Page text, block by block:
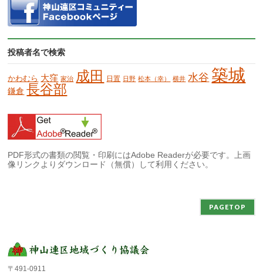
投稿者名で検索
かわむら 大窪 家治 成田 日置 日野 松本（幸） 横井 水谷 築城
鎌倉 長谷部
PDF形式の書類の閲覧・印刷にはAdobe Readerが必要です。上画
像リンクよりダウンロード（無償）して利用ください。
PAGETOP
〒491-0911